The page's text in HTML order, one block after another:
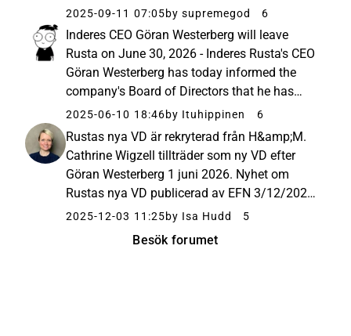
excluding currency effects increased by 6.0
percent (3.5). Net sales amounted to MSEK
3,174 (3,069), an increase...
2025-09-11 07:05by supremegod 6
Inderes CEO Göran Westerberg will leave
Rusta on June 30, 2026 - Inderes Rusta's CEO
Göran Westerberg has today informed the
company's Board of Directors that he has
decided to leave his position in the middle of
next year, no later than June 30, 2026. The
Board ... Långvarig VD ...
2025-06-10 18:46by Ituhippinen 6
Rustas nya VD är rekryterad från H&amp;M.
Cathrine Wigzell tillträder som ny VD efter
Göran Westerberg 1 juni 2026. Nyhet om
Rustas nya VD publicerad av EFN 3/12/2025:
Cathrine Wigzell ny vd för Rusta | EFN.se
2025-12-03 11:25by Isa Hudd 5
Besök forumet